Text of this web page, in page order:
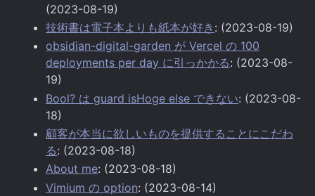
(2023-08-19)
技術書は電子本よりも紙本が好き : (2023-08-19)
obsidian-digital-garden が Vercel の 100
deployments per day に引っかかる: (2023-08-
19)
Bool? は guard isHoge else できない: (2023-08-
18)
顧客が本当に欲しいものを提供することにこだわ
る: (2023-08-18)
About me: (2023-08-18)
Vimium の option: (2023-08-14)